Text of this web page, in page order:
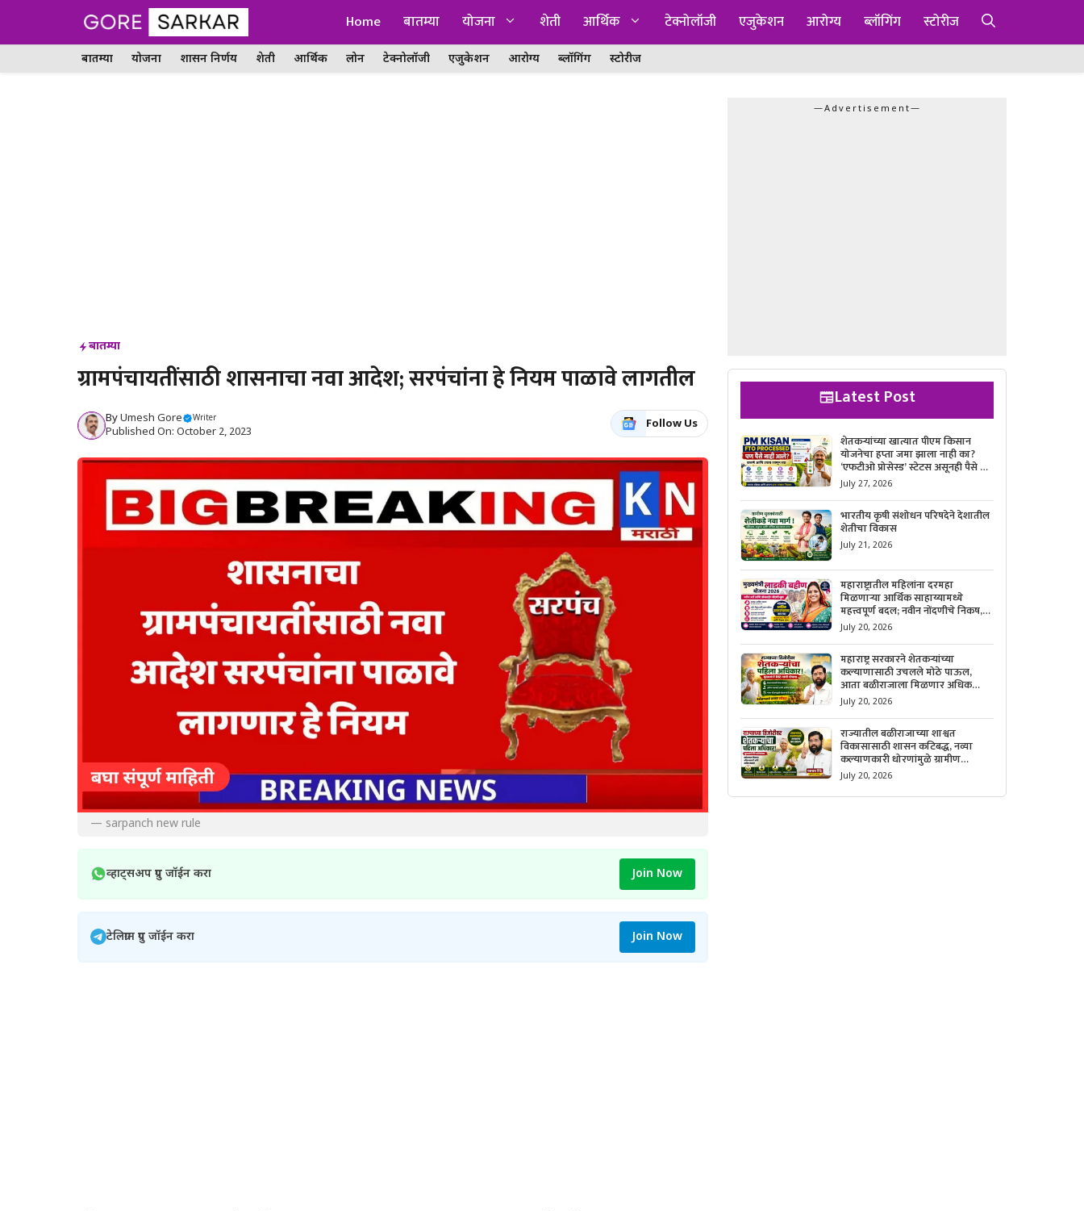
Home बातम्या योजना शेती आर्थिक टेक्नोलॉजी एजुकेशन आरोग्य ब्लॉगिंग स्टोरीज
बातम्या योजना शासन निर्णय शेती आर्थिक लोन टेक्नोलॉजी एजुकेशन आरोग्य ब्लॉगिंग स्टोरीज
बातम्या
ग्रामपंचायतींसाठी शासनाचा नवा आदेश; सरपंचांना हे नियम पाळावे लागतील
ByUmesh Gore Writer
Published On: October 2, 2023
Follow Us
— sarpanch new rule
व्हाट्सअप ग्रुप जॉईन करा Join Now
टेलिग्राम ग्रुप जॉईन करा Join Now
—Advertisement—
Latest Post
शेतकऱ्यांच्या खात्यात पीएम किसान
योजनेचा हप्ता जमा झाला नाही का?
‘एफटीओ प्रोसेस्ड’ स्टेटस असूनही पैसे न
मिळाल्यास काय करावे, याची सविस्तर
माहिती जाणून घ्या.
July 27, 2026
भारतीय कृषी संशोधन परिषदेने देशातील
शेतीचा विकास
July 21, 2026
महाराष्ट्रातील महिलांना दरमहा
मिळणाऱ्या आर्थिक साहाय्यामध्ये
महत्त्वपूर्ण बदल; नवीन नोंदणीचे निकष,
आवश्यक कागदपत्रे आणि ऑनलाईन
अर्ज करण्याची सोपी प्रक्रिया जाणून घ्या.
July 20, 2026
महाराष्ट्र सरकारने शेतकऱ्यांच्या
कल्याणासाठी उचलले मोठे पाऊल,
आता बळीराजाला मिळणार अधिक
बळकटी आणि आर्थिक संरक्षण; जाणून
घ्या सरकारचा नवा संकल्प.
July 20, 2026
राज्यातील बळीराजाच्या शाश्वत
विकासासाठी शासन कटिबद्ध, नव्या
कल्याणकारी धोरणांमुळे ग्रामीण
अर्थव्यवस्थेला मिळणार मोठी गती.
July 20, 2026